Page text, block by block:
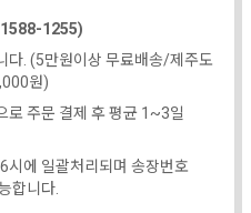
1255)
다. (5만원이상 무료배송/제주도
원)
로 주문 결제 후 평균 1~3일
에 일괄처리되며 송장번호
합니다.